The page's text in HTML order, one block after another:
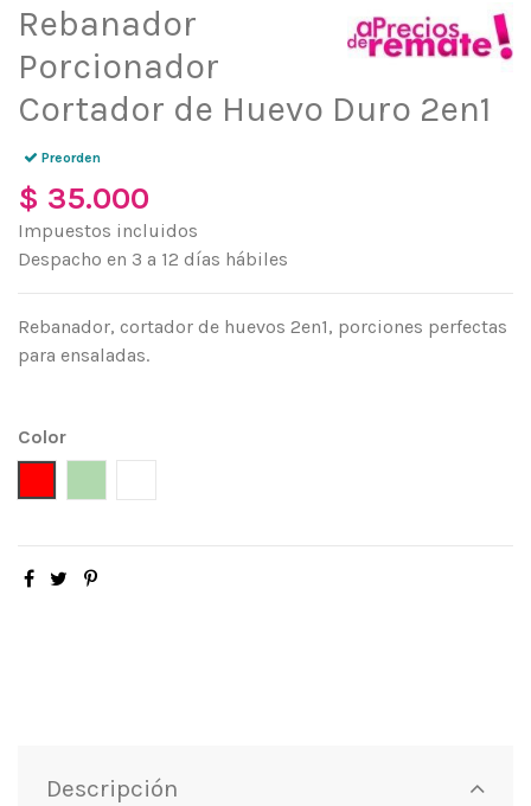
Rebanador
Porcionador
Cortador de Huevo Duro 2en1
Preorden
$ 35.000
Impuestos incluidos
Despacho en 3 a 12 días hábiles
Rebanador, cortador de huevos 2en1, porciones perfectas
para ensaladas.
Color
Descripción